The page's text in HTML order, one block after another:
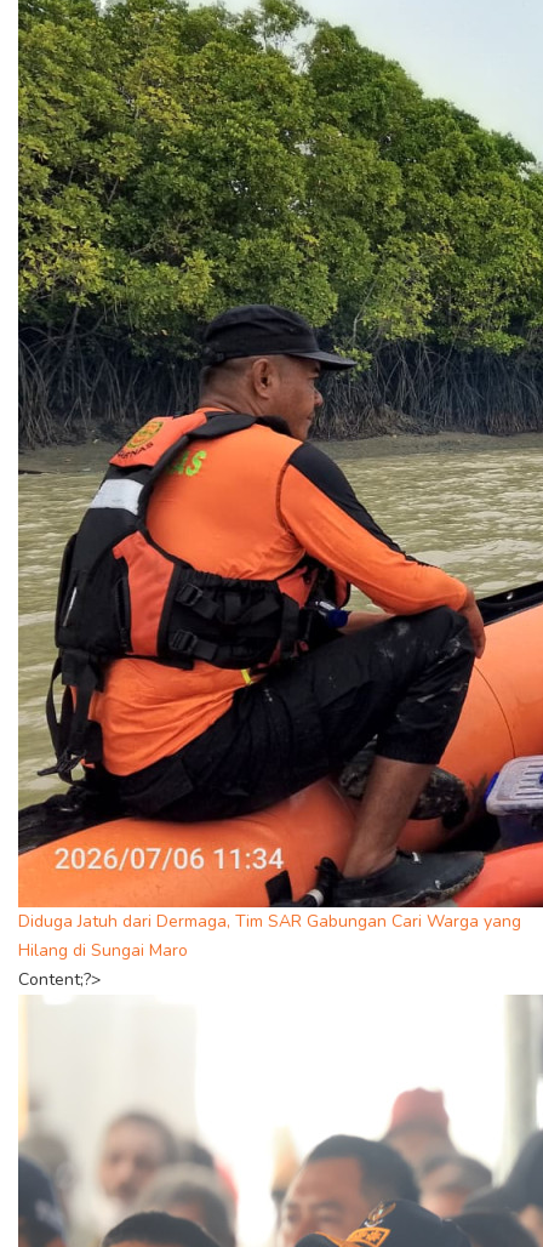
Diduga Jatuh dari Dermaga, Tim SAR Gabungan Cari Warga yang
Hilang di Sungai Maro
Content;?>